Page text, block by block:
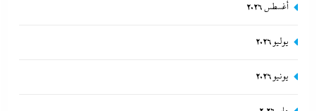
ما حذرنا منه يحدث: اشتباكات عنيفة لليوم الرابع بين الجيش الإثيوبي
أغسطس 2026
يوليو 2026
يونيو 2026